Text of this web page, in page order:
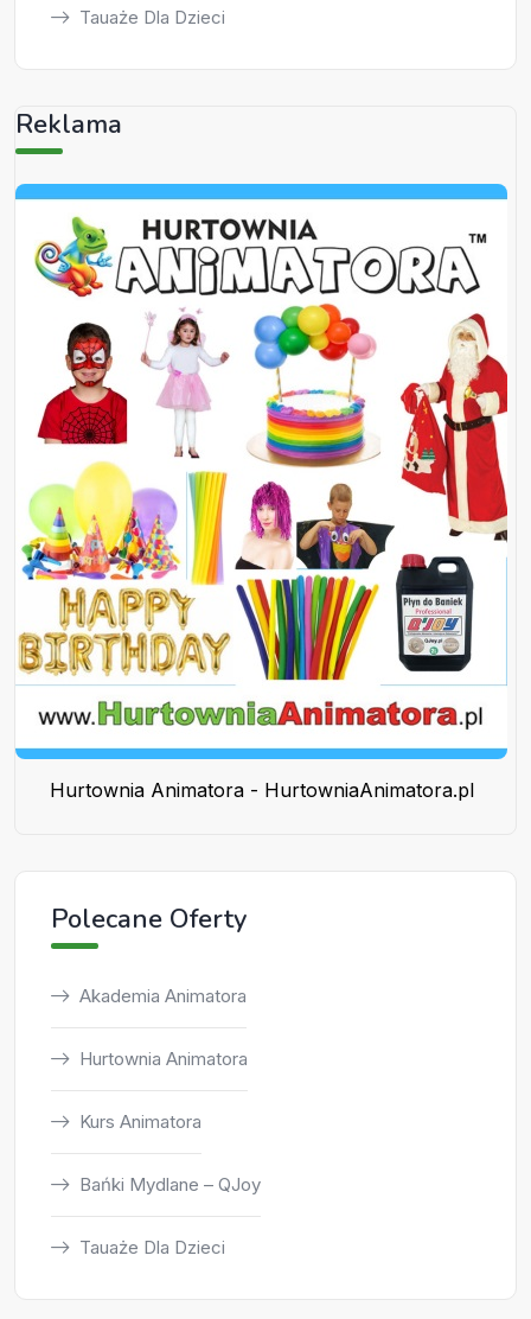
Tauaże Dla Dzieci
Reklama
Hurtownia Animatora - HurtowniaAnimatora.pl
Polecane Oferty
Akademia Animatora
Hurtownia Animatora
Kurs Animatora
Bańki Mydlane – QJoy
Tauaże Dla Dzieci